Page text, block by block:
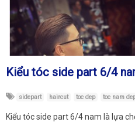
Kiểu tóc side part 6/4
sidepart haircut toc dep toc nam
Kiểu tóc side part 6/4 nam là lựa